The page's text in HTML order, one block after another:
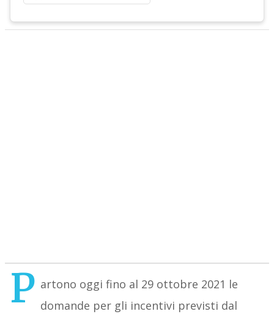
P artono oggi fino al 29 ottobre 2021 le
domande per gli incentivi previsti dal